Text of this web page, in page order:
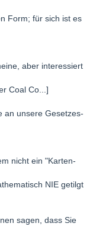
Form; für sich ist es
aber interessiert
Coal Co...]
an unsere Gesetzes-
nicht ein "Karten-
NIE getilgt
sagen, dass Sie